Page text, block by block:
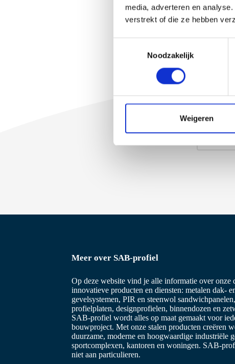
media, adverteren en
verstrekt of die ze hebben
i
l
Noodzakelijk
Weigeren
Meer over SAB-profiel
Op deze website vind je alle informatie over onze
innovatieve producten en diensten: metalen dak-
gevelsystemen, PIR en steenwol sandwichpanelen,
profielplaten, designprofielen, binnendozen en
SAB-profiel wordt alles op maat gemaakt voor
bouwproject. Met onze stalen producten creëren
duurzame, moderne en hoogwaardige industriële
sportcomplexen, kantoren en woningen. SAB-
niet aan particulieren.